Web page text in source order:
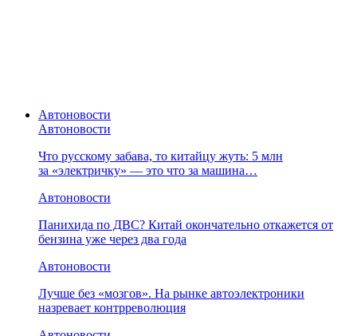
Автоновости
Автоновости
Что русскому забава, то китайцу жуть: 5 млн
за «электричку» — это что за машина…
Автоновости
Панихида по ДВС? Китай окончательно откажется от
бензина уже через два года
Автоновости
Лучше без «мозгов». На рынке автоэлектроники
назревает контрреволюция